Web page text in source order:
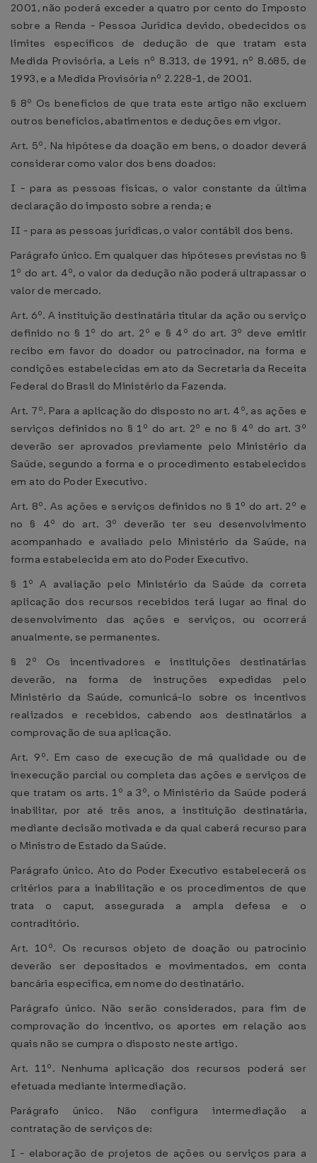
2001, não poderá exceder a quatro por cento do Imposto
sobre a Renda - Pessoa Jurídica devido, obedecidos os
limites específicos de dedução de que tratam esta
Medida Provisória, a Leis nº 8.313, de 1991, nº 8.685, de
1993, e a Medida Provisória nº 2.228-1, de 2001.
§ 8º Os benefícios de que trata este artigo não excluem
outros benefícios, abatimentos e deduções em vigor.
Art. 5º. Na hipótese da doação em bens, o doador deverá
considerar como valor dos bens doados:
I - para as pessoas físicas, o valor constante da última
declaração do imposto sobre a renda; e
II - para as pessoas jurídicas, o valor contábil dos bens.
Parágrafo único. Em qualquer das hipóteses previstas no §
1º do art. 4º, o valor da dedução não poderá ultrapassar o
valor de mercado.
Art. 6º. A instituição destinatária titular da ação ou serviço
definido no § 1º do art. 2º e § 4º do art. 3º deve emitir
recibo em favor do doador ou patrocinador, na forma e
condições estabelecidas em ato da Secretaria da Receita
Federal do Brasil do Ministério da Fazenda.
Art. 7º. Para a aplicação do disposto no art. 4º, as ações e
serviços definidos no § 1º do art. 2º e no § 4º do art. 3º
deverão ser aprovados previamente pelo Ministério da
Saúde, segundo a forma e o procedimento estabelecidos
em ato do Poder Executivo.
Art. 8º. As ações e serviços definidos no § 1º do art. 2º e
no § 4º do art. 3º deverão ter seu desenvolvimento
acompanhado e avaliado pelo Ministério da Saúde, na
forma estabelecida em ato do Poder Executivo.
§ 1º A avaliação pelo Ministério da Saúde da correta
aplicação dos recursos recebidos terá lugar ao final do
desenvolvimento das ações e serviços, ou ocorrerá
anualmente, se permanentes.
§ 2º Os incentivadores e instituições destinatárias
deverão, na forma de instruções expedidas pelo
Ministério da Saúde, comunicá-lo sobre os incentivos
realizados e recebidos, cabendo aos destinatários a
comprovação de sua aplicação.
Art. 9º. Em caso de execução de má qualidade ou de
inexecução parcial ou completa das ações e serviços de
que tratam os arts. 1º a 3º, o Ministério da Saúde poderá
inabilitar, por até três anos, a instituição destinatária,
mediante decisão motivada e da qual caberá recurso para
o Ministro de Estado da Saúde.
Parágrafo único. Ato do Poder Executivo estabelecerá os
critérios para a inabilitação e os procedimentos de que
trata o caput, assegurada a ampla defesa e o
contraditório.
Art. 10º. Os recursos objeto de doação ou patrocínio
deverão ser depositados e movimentados, em conta
bancária específica, em nome do destinatário.
Parágrafo único. Não serão considerados, para fim de
comprovação do incentivo, os aportes em relação aos
quais não se cumpra o disposto neste artigo.
Art. 11º. Nenhuma aplicação dos recursos poderá ser
efetuada mediante intermediação.
Parágrafo único. Não configura intermediação a
contratação de serviços de:
I - elaboração de projetos de ações ou serviços para a